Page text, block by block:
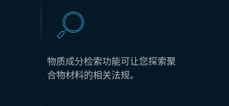
物质成分检索功能可让您探索聚
合物材料的相关法规。